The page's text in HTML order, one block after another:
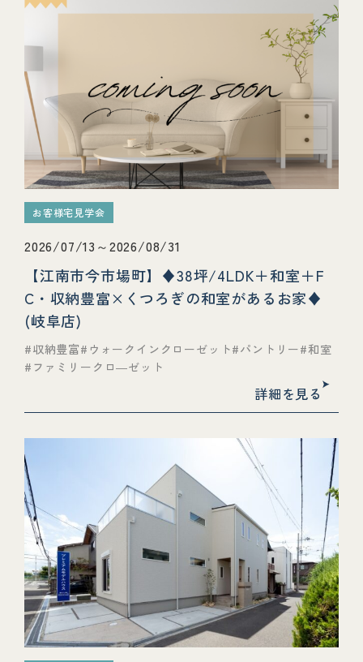
お客様宅見学会
2026/07/13～2026/08/31
【江南市今市場町】♦38坪/4LDK＋和室＋F
C・収納豊富×くつろぎの和室があるお家♦
(岐阜店)
収納豊富 ウォークインクローゼット パントリー
和室
ファミリークロ―ゼット
詳細を見る